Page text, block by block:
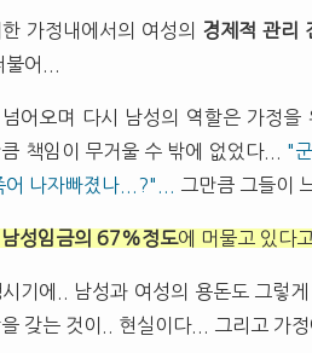
가정내에서의 여성의
경제적 관리
어...
넘어오며 다시 남성의 역할은 가정
책임이 무거울 수 밖에 없었다... "
어 나자빠졌나...?"...
그만큼 그들이
남성임금의 67%정도에 머물고 있다
시기에.. 남성과 여성의 용돈도 그렇
갖는 것이.. 현실이다... 그리고 가